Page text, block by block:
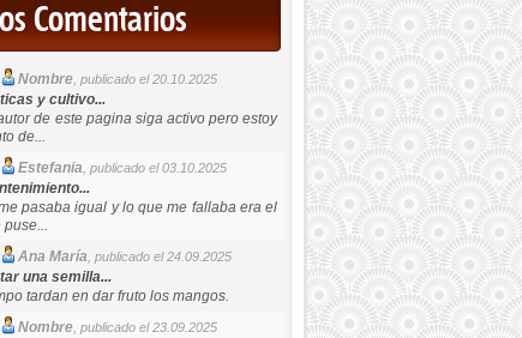
Comentarios
Nombre, publicado el 20.10.2025
y cultivo...
de este pagina siga activo pero estoy
de...
Estefania, publicado el 03.10.2025
pasaba igual y lo que me fallaba era el
puse...
Ana María, publicado el 24.09.2025
una semilla...
tardan en dar fruto los mangos.
Nombre, publicado el 23.09.2025